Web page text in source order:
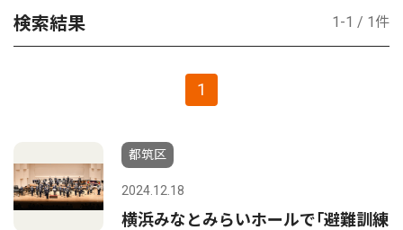
検索結果 1-1 / 1件
1
都筑区
2024.12.18
横浜みなとみらいホールで｢避難訓練